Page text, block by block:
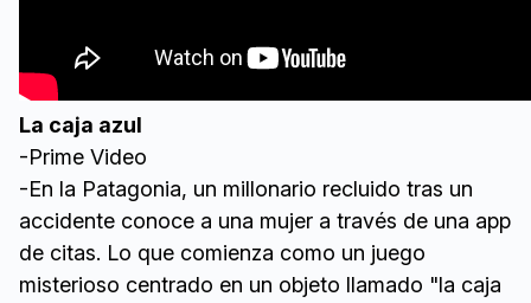
La caja azul
-Prime Video
-En la Patagonia, un millonario recluido tras un
accidente conoce a una mujer a través de una app
de citas. Lo que comienza como un juego
misterioso centrado en un objeto llamado "la caja